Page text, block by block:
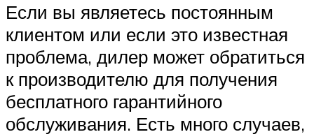
Если вы являетесь постоянным
клиентом или если это известная
проблема, дилер может обратиться
к производителю для получения
бесплатного гарантийного
обслуживания. Есть много случаев,